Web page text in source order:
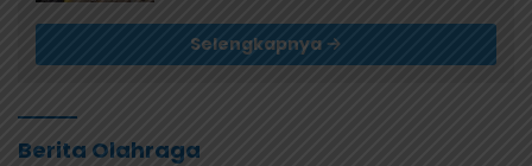
Selengkapnya
Berita Olahraga